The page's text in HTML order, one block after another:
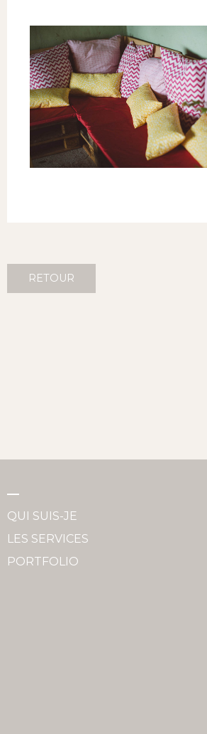
RETOUR
QUI SUIS-JE
LES SERVICES
PORTFOLIO